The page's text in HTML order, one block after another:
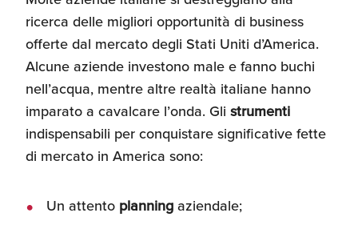
Media
Recensioni delle
aziende italiane
assistite da ExportUSA
Macchinari Industriali
Branding e
Internazionalizzazione
e Accesso al Mercato
ricerca delle migliori opportunità di business
offerte dal mercato degli Stati Uniti d’America.
Alcune aziende investono male e fanno buchi
nell’acqua, mentre altre realtà italiane hanno
imparato a cavalcare l’onda. Gli strumenti
indispensabili per conquistare significative fette
di mercato in America sono:
Un attento planningaziendale;